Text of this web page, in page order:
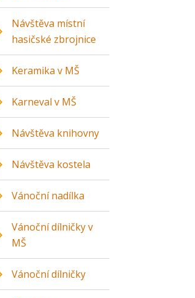
Návštěva místní
hasičské zbrojnice
Keramika v MŠ
Karneval v MŠ
Návštěva knihovny
Návštěva kostela
Vánoční nadílka
Vánoční dílničky v
MŠ
Vánoční dílničky